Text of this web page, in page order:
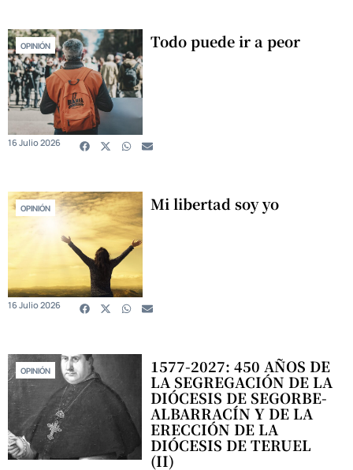
OPINIÓN Todo puede ir a peor
16 Julio 2026
OPINIÓN Mi libertad soy yo
16 Julio 2026
OPINIÓN 1577-2027: 450 AÑOS DE
LA SEGREGACIÓN DE LA
DIÓCESIS DE SEGORBE-
ALBARRACÍN Y DE LA
ERECCIÓN DE LA
DIÓCESIS DE TERUEL
(II)